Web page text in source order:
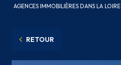
AGENCES IMMOBILIÈRES DANS LA LOIRE
RETOUR